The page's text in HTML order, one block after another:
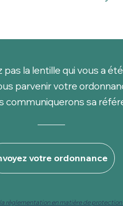
pas la lentille qui vous a
parvenir votre
communiquerons sa
votre ordonnance
règlementation en matière de protection